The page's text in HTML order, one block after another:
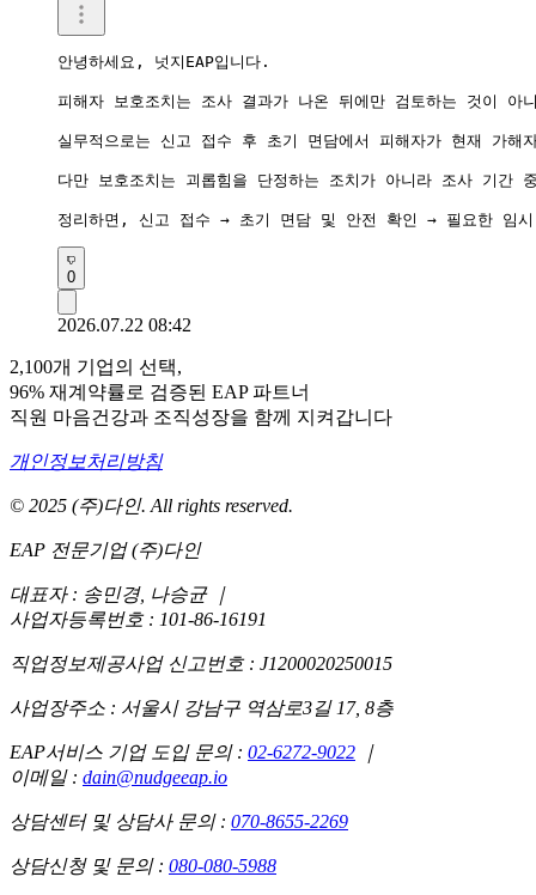
안녕하세요, 넛지EAP입니다.
피해자 보호조치는 조사 결과가 나온 뒤에만 검토하는 것이
실무적으로는 신고 접수 후 초기 면담에서 피해자가 현재 가
다만 보호조치는 괴롭힘을 단정하는 조치가 아니라 조사 기
0
2026.07.22 08:42
2,100개 기업의 선택,
96% 재계약률로 검증된 EAP 파트너
직원 마음건강과 조직성장을 함께 지켜갑니다
개인정보처리방침
© 2025 (주)다인. All rights reserved.
EAP 전문기업 (주)다인
대표자 : 송민경, 나승균 ｜
사업자등록번호 : 101-86-16191
직업정보제공사업 신고번호 : J1200020250015
사업장주소 : 서울시 강남구 역삼로3길 17, 8층
EAP서비스 기업 도입 문의 : 02-6272-9022
｜
이메일 : dain@nudgeeap.io
상담센터 및 상담사 문의 : 070-8655-2269
상담신청 및 문의 : 080-080-5988